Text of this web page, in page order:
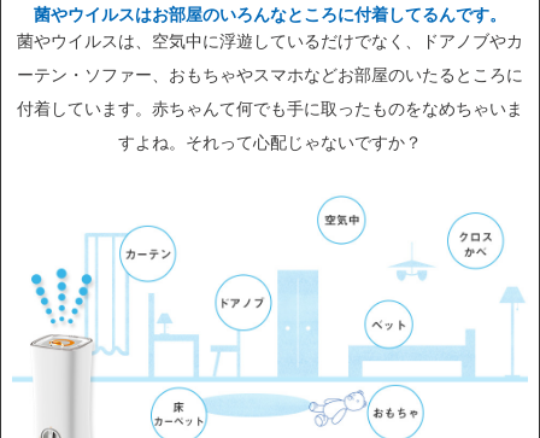
菌やウイルスはお部屋のいろんなところに付着してるんです。
菌やウイルスは、空気中に浮遊しているだけでなく、ドアノブやカ
ーテン・ソファー、おもちゃやスマホなどお部屋のいたるところに
付着しています。赤ちゃんて何でも手に取ったものをなめちゃいま
すよね。それって心配じゃないですか？